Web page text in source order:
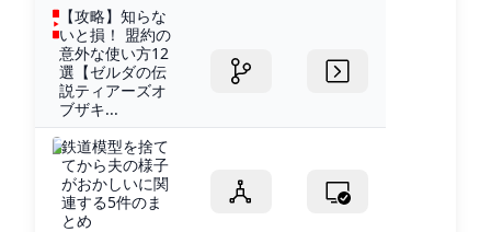
【攻略】知らな
いと損！ 盟約の
意外な使い方12
選【ゼルダの伝
説ティアーズオ
ブザキ...
鉄道模型を捨て
てから夫の様子
がおかしいに関
連する5件のま
とめ